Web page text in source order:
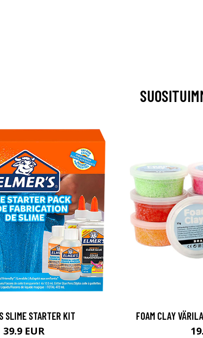
SLIME STARTER KIT
39.9 EUR
FOAM CLAY